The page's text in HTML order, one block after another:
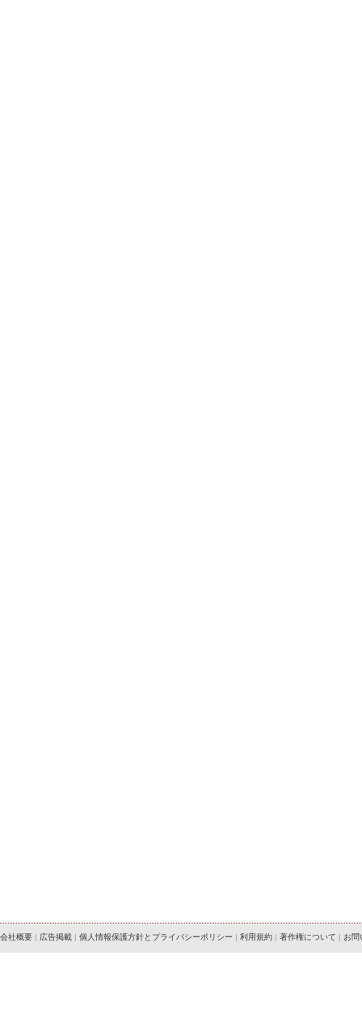
会社概要 | 広告掲載 | 個人情報保護方針とプライバシーポリシー | 利用規約 | 著作権について | お問